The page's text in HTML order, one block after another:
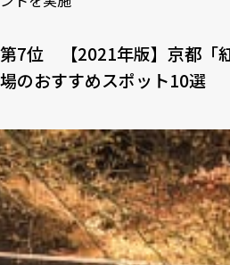
第7位 【2021年版】京都「
場のおすすめスポット10選